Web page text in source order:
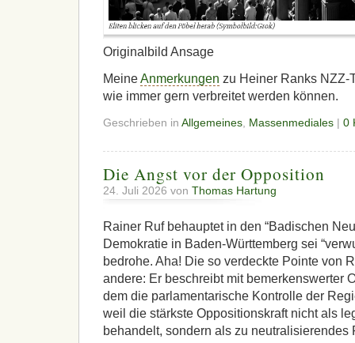
Originalbild Ansage
MeineAnmerkungen zu Heiner Ranks NZZ-
wie immer gern verbreitet werden können.
Geschrieben in Allgemeines, Massenmediales | 0
Die Angst vor der Opposition
24. Juli 2026 von Thomas Hartung
Rainer Ruf behauptet in den “Badischen
Demokratie in Baden-Württemberg sei
bedrohe. Aha! Die so verdeckte Pointe von
andere: Er beschreibt mit bemerkenswerter
dem die parlamentarische Kontrolle der
weil die stärkste Oppositionskraft nicht als
behandelt, sondern als zu neutralisierendes